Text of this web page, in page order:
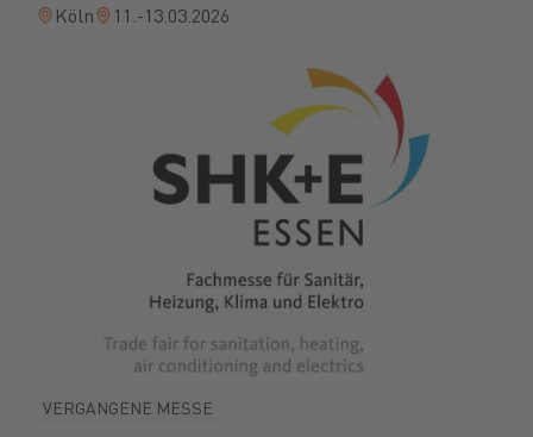
Köln 11.-13.03.2026
VERGANGENE MESSE